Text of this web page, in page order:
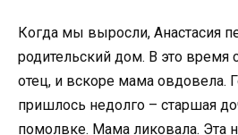
Когда мы выросли, Анастасия
родительский дом. В это время
отец, и вскоре мама овдовела.
пришлось недолго – старшая
помолвке. Мама ликовала. Эта